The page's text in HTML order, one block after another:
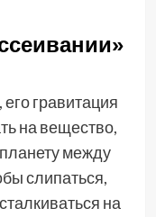
гравитация
на вещество,
между
слипаться,
на